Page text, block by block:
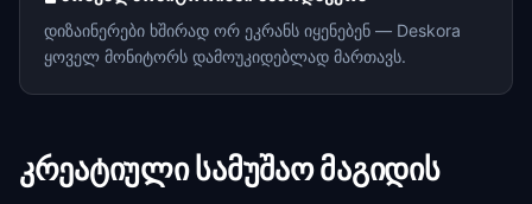
დიზაინერები ხშირად ორ ეკრანს იყენებენ — Deskora
ყოველ მონიტორს დამოუკიდებლად მართავს.
კრეატიული სამუშაო მაგიდის